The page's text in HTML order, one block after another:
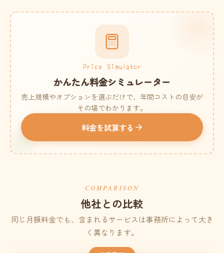
Price Simulator
かんたん料金シミュレーター
売上規模やオプションを選ぶだけで、年間コストの目安が
その場でわかります。
料金を試算する
COMPARISON
他社との比較
同じ月額料金でも、含まれるサービスは事務所によって大き
く異なります。